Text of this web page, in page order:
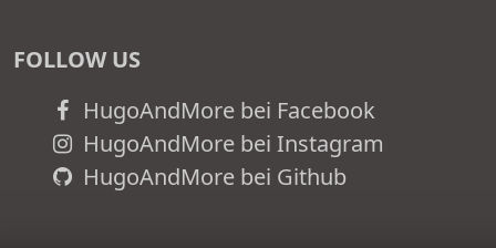
FOLLOW US
HugoAndMore bei Facebook
HugoAndMore bei Instagram
HugoAndMore bei Github